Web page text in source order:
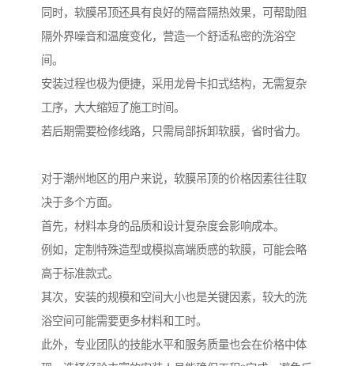
同时，软膜吊顶还具有良好的隔音隔热效果，可帮助阻
隔外界噪音和温度变化，营造一个舒适私密的洗浴空
间。
安装过程也极为便捷，采用龙骨卡扣式结构，无需复杂
工序，大大缩短了施工时间。
若后期需要检修线路，只需局部拆卸软膜，省时省力。
对于潮州地区的用户来说，软膜吊顶的价格因素往往取
决于多个方面。
首先，材料本身的品质和设计复杂度会影响成本。
例如，定制特殊造型或模拟高端质感的软膜，可能会略
高于标准款式。
其次，安装的规模和空间大小也是关键因素，较大的洗
浴空间可能需要更多材料和工时。
此外，专业团队的技能水平和服务质量也会在价格中体